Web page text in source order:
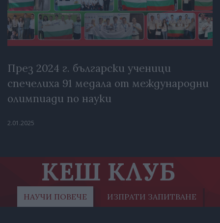
През 2024 г. български ученици
спечелиха 91 медала от международни
олимпиади по науки
2.01.2025
КЕШ КЛУБ
НАУЧИ ПОВЕЧЕ ИЗПРАТИ ЗАПИТВАНЕ